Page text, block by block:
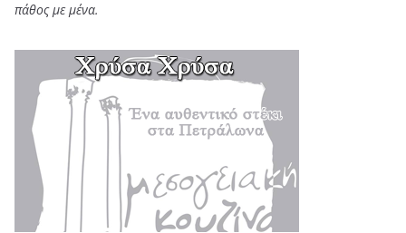
πάθος με μένα.